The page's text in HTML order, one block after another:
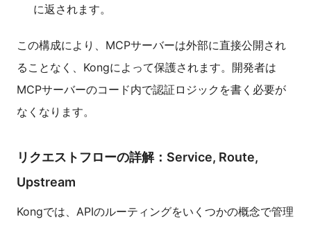
に返されます。
この構成により、MCPサーバーは外部に直接公開され
ることなく、Kongによって保護されます。開発者は
MCPサーバーのコード内で認証ロジックを書く必要が
なくなります。
リクエストフローの詳解：Service, Route,
Upstream
Kongでは、APIのルーティングをいくつかの概念で管理